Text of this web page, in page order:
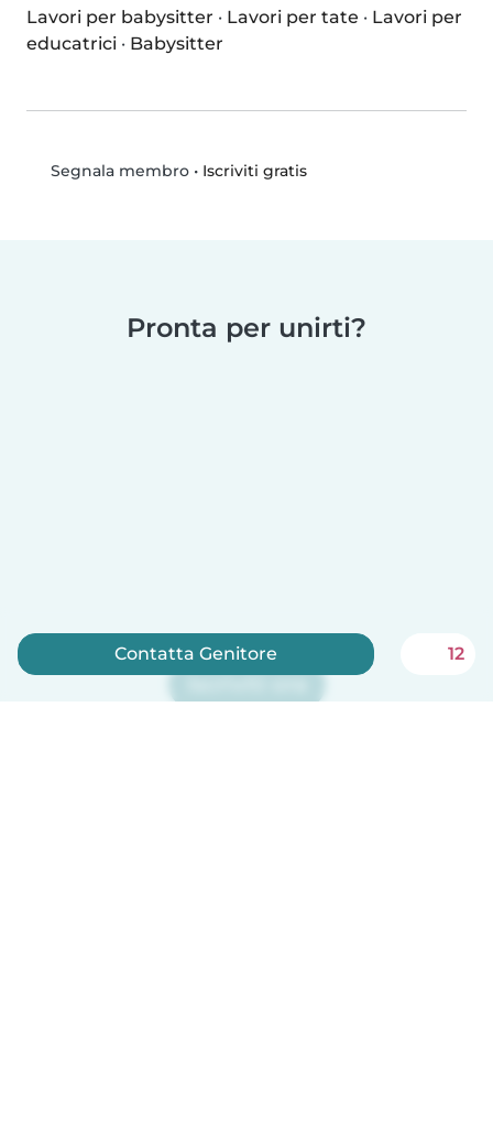
Lavori per babysitter · Lavori per tate · Lavori per
educatrici · Babysitter
Segnala membro• Iscriviti gratis
Pronta per unirti?
Iscriviti ora
Contatta Genitore 12